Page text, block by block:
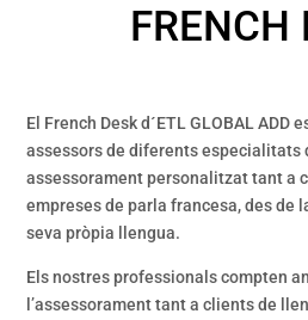
FRENCH
El French Desk d´ETL GLOBAL ADD
assessors de diferents especialitats
assessorament personalitzat tant a
empreses de parla francesa, des de
seva pròpia llengua.
Els nostres professionals compten
l’assessorament tant a clients de